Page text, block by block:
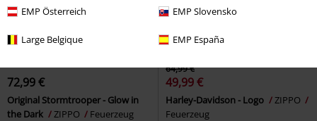
EMP Österreich EMP Slovensko
Large Belgique EMP España
72,99 €
Original Stormtrooper - Glow in
the Dark
ZIPPO Feuerzeug
64,99 €
49,99 €
Harley-Davidson - Logo
ZIPPO
Feuerzeug